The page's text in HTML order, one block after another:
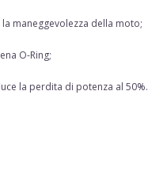
maneggevolezza della moto;
O-Ring;
la perdita di potenza al 50%.